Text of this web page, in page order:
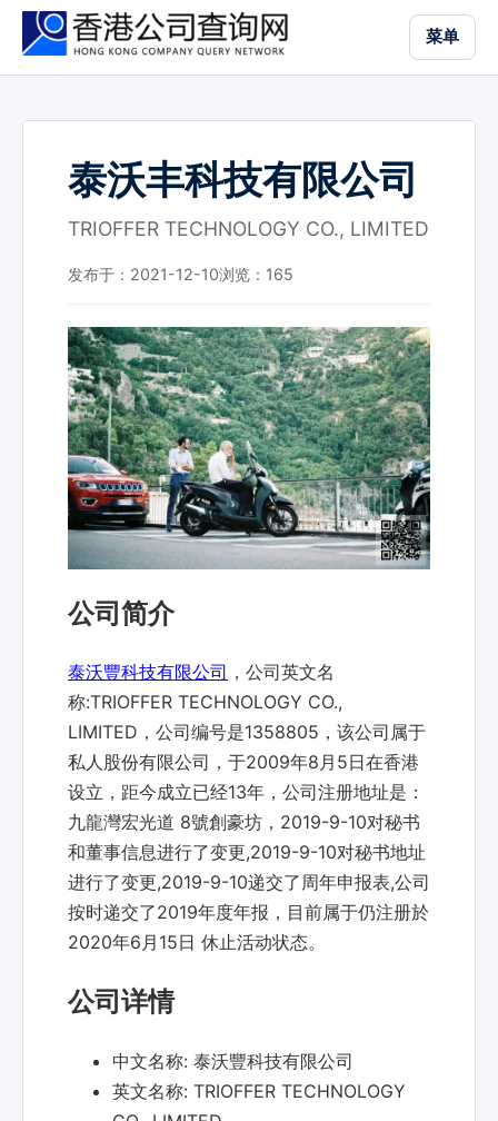
菜单
泰沃丰科技有限公司
TRIOFFER TECHNOLOGY CO., LIMITED
发布于：2021-12-10浏览： 165
公司简介
泰沃豐科技有限公司 ，公司英文名
称:TRIOFFER TECHNOLOGY CO.,
LIMITED，公司编号是1358805，该公司属于
私人股份有限公司，于2009年8月5日在香港
设立，距今成立已经13年，公司注册地址是：
九龍灣宏光道 8號創豪坊，2019-9-10对秘书
和董事信息进行了变更,2019-9-10对秘书地址
进行了变更,2019-9-10递交了周年申报表,公司
按时递交了2019年度年报，目前属于仍注册於
2020年6月15日 休止活动状态。
公司详情
中文名称: 泰沃豐科技有限公司
英文名称: TRIOFFER TECHNOLOGY